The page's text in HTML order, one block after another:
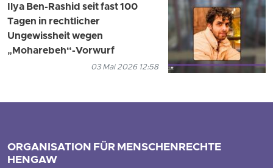
Ilya Ben-Rashid seit fast 100
Tagen in rechtlicher
Ungewissheit wegen
„Moharebeh“-Vorwurf
03 Mai 2026 12:58
ORGANISATION FÜR MENSCHENRECHTE
HENGAW